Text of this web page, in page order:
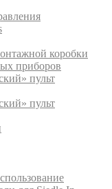
коробки
приборов
пульт
пульт